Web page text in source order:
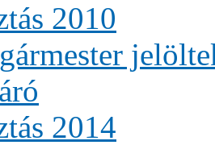
2010
2014